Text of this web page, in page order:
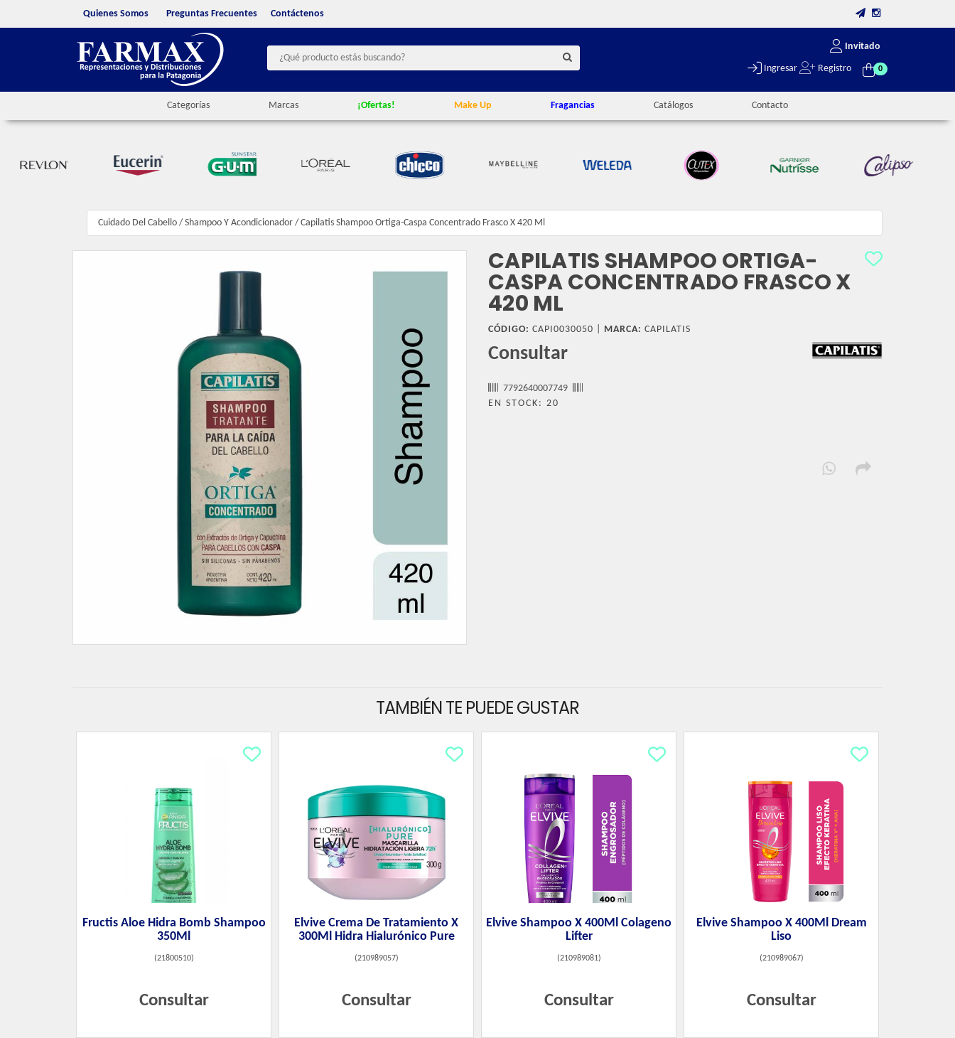
Quienes Somos Preguntas Frecuentes Contáctenos
Invitado
Ingresar Registro 0
Categorías Marcas ¡Ofertas! Make Up Fragancias Catálogos Contacto
Cuidado Del Cabello / Shampoo Y Acondicionador / Capilatis Shampoo Ortiga-Caspa Concentrado Frasco X 420 Ml
CAPILATIS SHAMPOO ORTIGA-
CASPA CONCENTRADO FRASCO X
420 ML
CÓDIGO: CAPI0030050 | MARCA: CAPILATIS
Consultar
7792640007749
EN STOCK: 20
TAMBIÉN TE PUEDE GUSTAR
Fructis Aloe Hidra Bomb Shampoo
350Ml
(21800510)
Consultar
Elvive Crema De Tratamiento X
300Ml Hidra Hialurónico Pure
(210989057)
Consultar
Elvive Shampoo X 400Ml Colageno
Lifter
(210989081)
Consultar
Elvive Shampoo X 400Ml Dream
Liso
(210989067)
Consultar